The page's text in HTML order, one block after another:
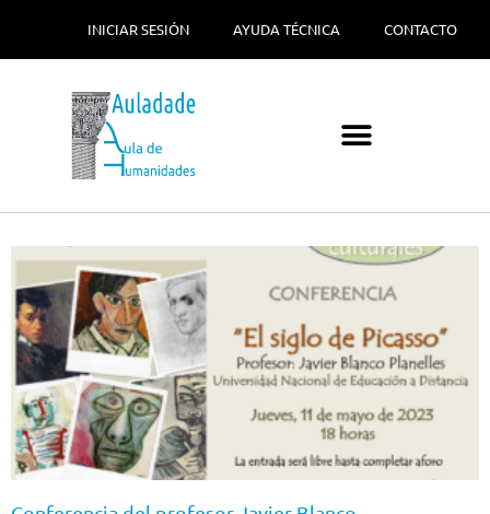
INICIAR SESIÓN AYUDA TÉCNICA CONTACTO